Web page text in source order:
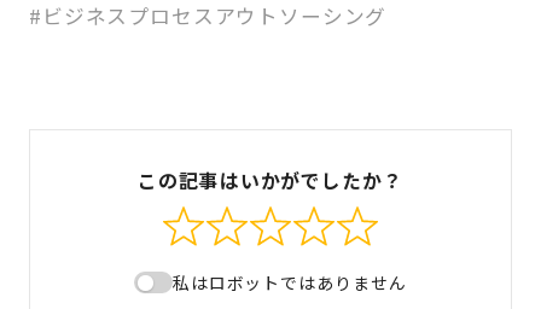
#ビジネスプロセスアウトソーシング
この記事はいかがでしたか？
私はロボットではありません